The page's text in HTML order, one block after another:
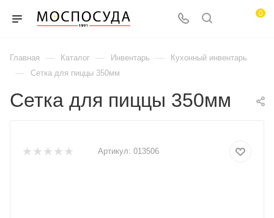
0
Главная — Каталог — Инвентарь — Кухонный инвентарь
— Сетка для пиццы 350мм
Сетка для пиццы 350мм
Артикул: 013506